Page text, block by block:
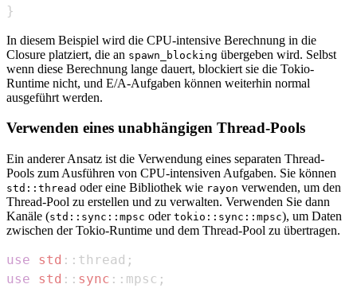
}
In diesem Beispiel wird die CPU-intensive Berechnung in die
Closure platziert, die an spawn_blocking übergeben wird. Selbst
wenn diese Berechnung lange dauert, blockiert sie die Tokio-
Runtime nicht, und E/A-Aufgaben können weiterhin normal
ausgeführt werden.
Verwenden eines unabhängigen Thread-Pools
Ein anderer Ansatz ist die Verwendung eines separaten Thread-
Pools zum Ausführen von CPU-intensiven Aufgaben. Sie können
std::thread oder eine Bibliothek wie rayon verwenden, um den
Thread-Pool zu erstellen und zu verwalten. Verwenden Sie dann
Kanäle (std::sync::mpsc oder tokio::sync::mpsc), um Daten
zwischen der Tokio-Runtime und dem Thread-Pool zu übertragen.
use std :: thread ;
use
std :: sync :: mpsc ;